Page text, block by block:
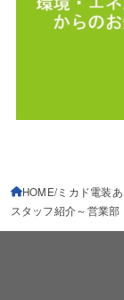
HOME ミカド電装
スタッフ紹介～営業